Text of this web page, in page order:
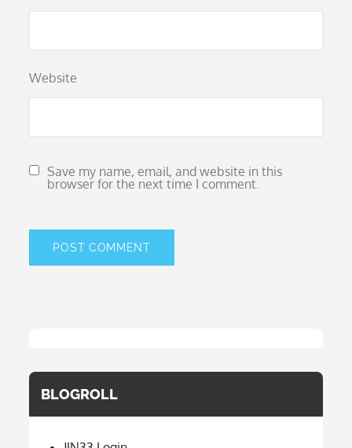
Website
Save my name, email, and website in this
browser for the next time I comment.
BLOGROLL